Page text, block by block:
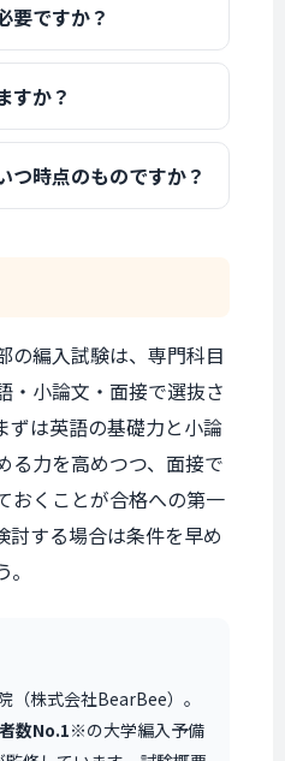
要ですか？
すか？
つ時点のものですか？
の編入試験は、専門科目
・小論文・面接で選抜さ
ずは英語の基礎力と小論
る力を高めつつ、面接で
おくことが合格への第一
討する場合は条件を早め
（株式会社BearBee）。
数No.1※の大学編入予備